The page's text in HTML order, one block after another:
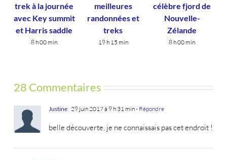
trek à la journée
avec Key summit
et Harris saddle
8 h 00 min
meilleures
randonnées et
treks
19 h 15 min
célèbre fjord de
Nouvelle-
Zélande
8 h 00 min
28 Commentaires
Justine 29 juin 2017 à 9 h 31 min- Répondre
belle découverte, je ne connaissais pas cet endroit !